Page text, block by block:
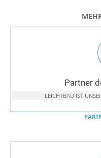
Partner
LEICHTBAU IST